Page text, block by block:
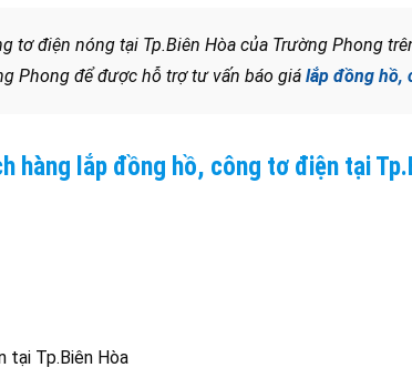
tơ điện nóng tại Tp.Biên Hòa của Trường Phong
Phong để được hỗ trợ tư vấn báo giá lắp đồng hồ,
hàng lắp đồng hồ, công tơ điện tại
tại Tp.Biên Hòa